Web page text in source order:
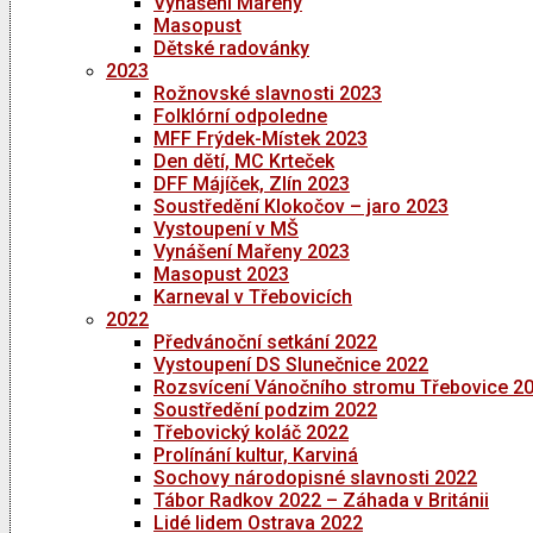
Masopust
Dětské radovánky
2023
Rožnovské slavnosti 2023
Folklórní odpoledne
MFF Frýdek-Místek 2023
Den dětí, MC Krteček
DFF Májíček, Zlín 2023
Soustředění Klokočov – jaro 2023
Vystoupení v MŠ
Vynášení Mařeny 2023
Masopust 2023
Karneval v Třebovicích
2022
Předvánoční setkání 2022
Vystoupení DS Slunečnice 2022
Rozsvícení Vánočního stromu Třebovice
Soustředění podzim 2022
Třebovický koláč 2022
Prolínání kultur, Karviná
Sochovy národopisné slavnosti 2022
Tábor Radkov 2022 – Záhada v Británii
Lidé lidem Ostrava 2022